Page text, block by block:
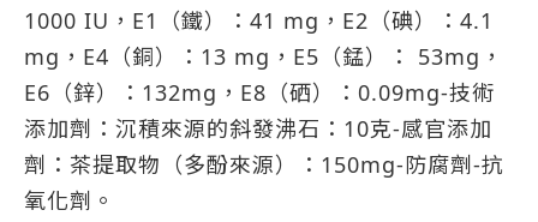
1000 IU，E1（鐵）：41 mg，E2（碘）：4.1
mg，E4（銅）：13 mg，E5（錳）： 53mg，
E6（鋅）：132mg，E8（硒）：0.09mg-技術
添加劑：沉積來源的斜發沸石：10克-感官添加
劑：茶提取物（多酚來源）：150mg-防腐劑-抗
氧化劑。